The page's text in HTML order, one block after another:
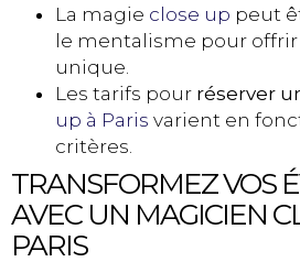
La magie close up peut
le mentalisme pour
unique.
Les tarifs pour réserver
up à Paris varient en
critères.
TRANSFORMEZ VOS
AVEC UN MAGICIEN
PARIS